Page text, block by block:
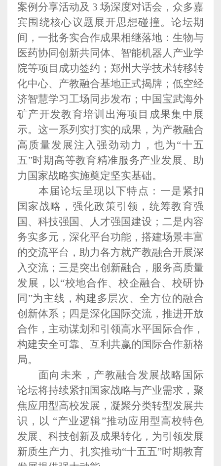
案例分享活动及 3 场深度对话会，众多嘉
宾围绕核心议题展开思想碰撞。论坛期
间，一批务实合作成果相继落地：生物与
医药协同创新共同体、智能机器人产业学
院等项目成功签约；郑州大学技术转移转
化中心、产教融合基地正式揭牌；低空经
济智慧学习工场同步发布；中国宝武海外
矿产开发教育培训出海项目成果集中展
示。这一系列实打实的成果，为产教融合
高质量发展注入强劲动力，也为“十五
五”时期高等教育精准服务产业发展、助
力国家战略实施奠定坚实基础。
本届论坛呈现以下特点：一是紧扣
国家战略，强化政策引领，统筹教育强
国、科技强国、人才强国建设；二是内容
务实多元，深化平台功能，搭建场景丰富
的交流平台，助力各方就产教融合开展深
入交流；三是突出创新融合，服务高质量
发展，以“校地合作、校企融合、校研协
同”为主线，构建多层次、全方位的融合
创新体系；四是深化国际交流，推进开放
合作，主动谋划和引领高水平国际合作，
构建安全可靠、互利共赢的国际合作新格
局。
面向未来，产教融合发展战略国际
论坛将持续紧扣国家战略与产业需求，聚
焦应用型高校发展，凝聚分类转型发展共
识，以 “产业逻辑”推动应用型高校特色
发展、科技创新及成果转化，为引领发展
新质生产力、扎实推动“十五五”时期教育